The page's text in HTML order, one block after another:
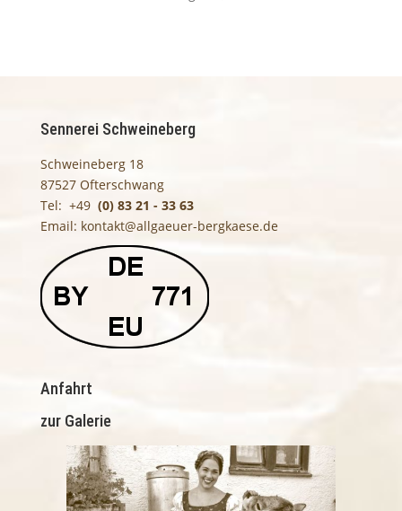
Sennerei Schweineberg
Schweineberg 18
87527 Ofterschwang
Tel: +49 (0) 83 21 - 33 63
Email: kontakt@allgaeuer-bergkaese.de
Anfahrt
zur Galerie